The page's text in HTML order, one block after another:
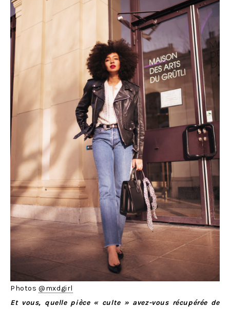
Photos@mxdgirl
Et vous, quelle pièce « culte » avez-vous récupérée de